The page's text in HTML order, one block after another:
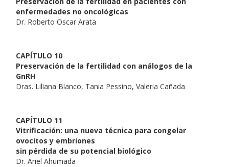
enfermedades no oncológicas
Dr. Roberto Oscar Arata
CAPÍTULO 10
Preservación de la fertilidad con análogos de la
GnRH
Dras. Liliana Blanco, Tania Pessino, Valeria Cañada
CAPÍTULO 11
Vitrificación: una nueva técnica para congelar
ovocitos y embriones
sin pérdida de su potencial biológico
Dr. Ariel Ahumada